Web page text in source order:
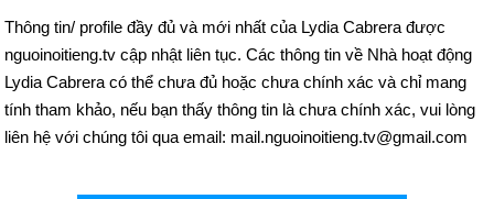
Thông tin/ profile đầy đủ và mới nhất của Lydia Cabrera được
nguoinoitieng.tv cập nhật liên tục. Các thông tin về Nhà hoạt động
Lydia Cabrera có thể chưa đủ hoặc chưa chính xác và chỉ mang
tính tham khảo, nếu bạn thấy thông tin là chưa chính xác, vui lòng
liên hệ với chúng tôi qua email: mail.nguoinoitieng.tv@gmail.com